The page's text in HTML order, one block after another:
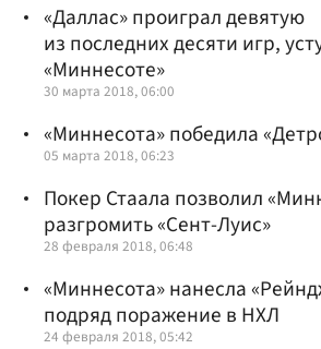
«Даллас» проиграл девятую
из последних десяти игр,
«Миннесоте»
30 марта 2018, 06:00
«Миннесота» победила
05 марта 2018, 06:23
Покер Стаала позволил
разгромить «Сент-Луис»
28 февраля 2018, 06:48
«Миннесота» нанесла
подряд поражение в НХЛ
24 февраля 2018, 05:42